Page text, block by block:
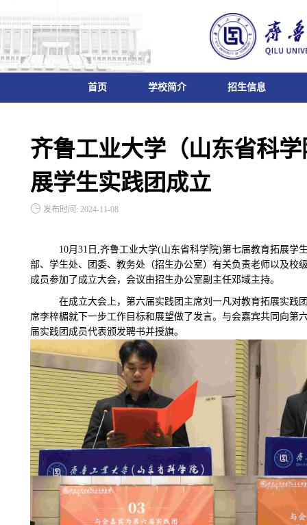
首页 学校简介 招生信息
齐鲁工业大学（山东省科
展学生实践团成立
发布时间: 2024-11-08
10月31日,齐鲁工业大学(山东省科学院)第七届教育拓展学
部、学生处、团委、教务处（招生办公室）有关负责老师以及校
成员参加了成立大会，会议由招生办公室副主任邓域主持。
在成立大会上，第六届实践团主席刘一凡对教育拓展实践
席李梓楣就下一步工作目标和展望做了发言。与会嘉宾共同向第
届实践团成员代表颁发聘书并授旗。